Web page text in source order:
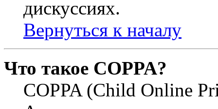
дискуссиях.
Вернуться к началу
Что такое COPPA?
COPPA (Child Online